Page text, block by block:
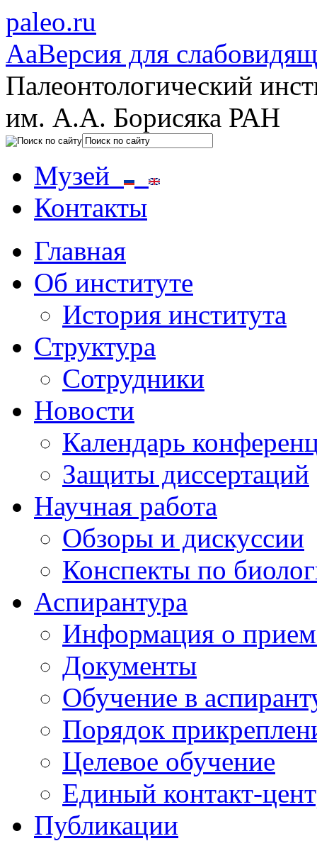
paleo.ru
AaВерсия для
Палеонтологический
им. А.А. Борисяка РАН
Музей
Контакты
Главная
Об институте
История института
Структура
Сотрудники
Новости
Календарь
Защиты диссертаций
Научная работа
Обзоры и дискуссии
Конспекты по
Аспирантура
Информация о
Документы
Обучение в
Порядок
Целевое обучение
Единый контакт-
Публикации